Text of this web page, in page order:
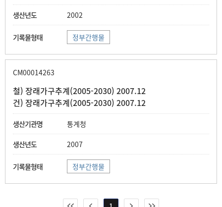
2002
정부간행물
CM00014263
철) 장래가구추계(2005-2030) 2007.12
건) 장래가구추계(2005-2030) 2007.12
통계청
2007
정부간행물